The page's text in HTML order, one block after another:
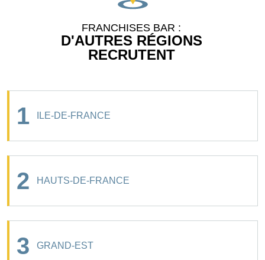
FRANCHISES BAR :
D'AUTRES RÉGIONS
RECRUTENT
1 ILE-DE-FRANCE
2 HAUTS-DE-FRANCE
3 GRAND-EST